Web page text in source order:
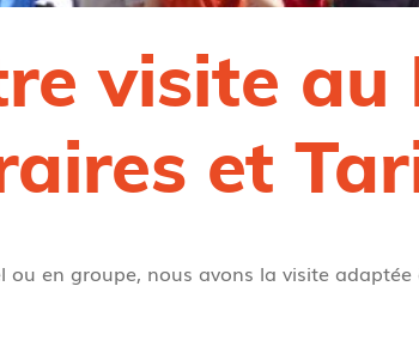
visite au
et
ou en groupe, nous avons la visite